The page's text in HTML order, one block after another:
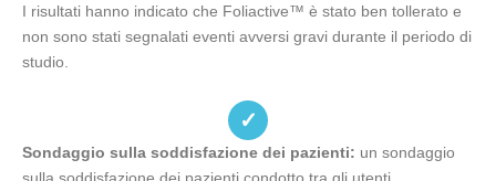
I risultati hanno indicato che Foliactive™ è stato ben tollerato e
non sono stati segnalati eventi avversi gravi durante il periodo di
studio.
✓
Sondaggio sulla soddisfazione dei pazienti: un sondaggio
sulla soddisfazione dei pazienti condotto tra gli utenti